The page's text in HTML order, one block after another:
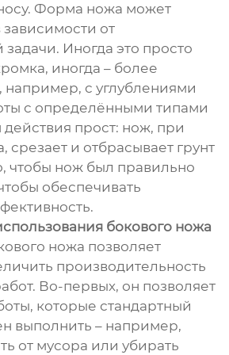
Форма ножа может
зависимости от
Иногда это просто
иногда – более
с углублениями
с определёнными типами
прост: нож, при
и отбрасывает грунт
чтобы нож был правильно
обеспечивать
бокового ножа
ножа позволяет
производительность
Во-первых, он позволяет
которые стандартный
выполнить – например,
от мусора или убирать